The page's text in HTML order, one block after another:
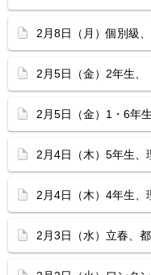
2月8日（月）個別級
2月5日（金）2年生、
2月5日（金）1・6年
2月4日（木）5年生、
2月4日（木）4年生、
2月3日（水）立春、